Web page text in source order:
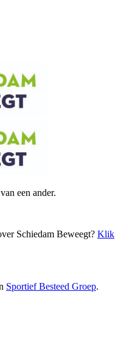
een ander.
Schiedam Beweegt? Klik
Sportief Besteed Groep.